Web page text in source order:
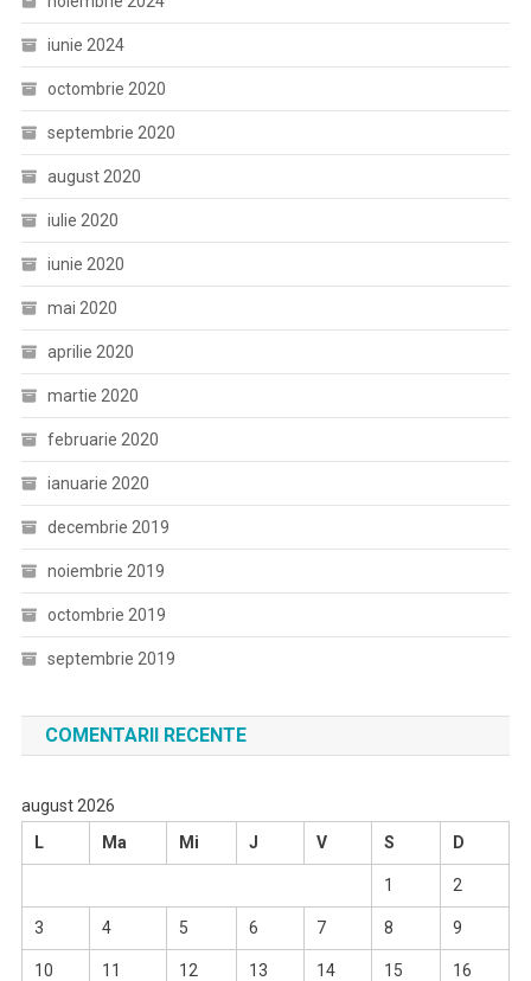
iunie 2024
octombrie 2020
septembrie 2020
august 2020
iulie 2020
iunie 2020
mai 2020
aprilie 2020
martie 2020
februarie 2020
ianuarie 2020
decembrie 2019
noiembrie 2019
octombrie 2019
septembrie 2019
COMENTARII RECENTE
august 2026
L
Ma Mi J V S D
1 2
3 4 5 6 7 8 9
10 11 12 13 14 15 16